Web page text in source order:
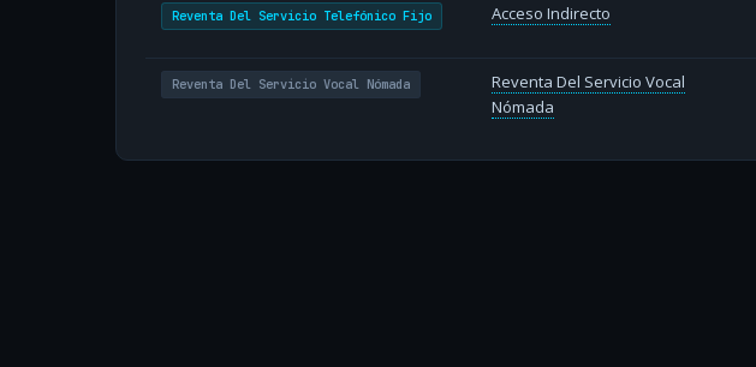
Reventa Del Servicio Telefónico Fijo Acceso Indirecto
Reventa Del Servicio Vocal Nómada
Reventa Del Servicio Vocal
Nómada